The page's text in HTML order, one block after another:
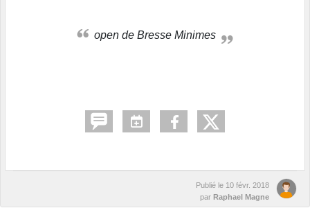
open de Bresse Minimes
Publié le 10 févr. 2018
par Raphael Magne